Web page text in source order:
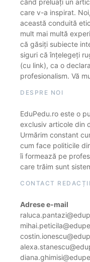
când preluați un
care v-a inspirat.
această conduită
mult mai multă
că găsiți subiecte
siguri că înțelegeți
(cu link), ca o
profesionalism. Vă
DESPRE NOI
EduPedu.ro este o
exclusiv articole din
Urmărim constant
cum face politicile
îi formează pe
care trăim sunt
CONTACT
Adrese e-mail